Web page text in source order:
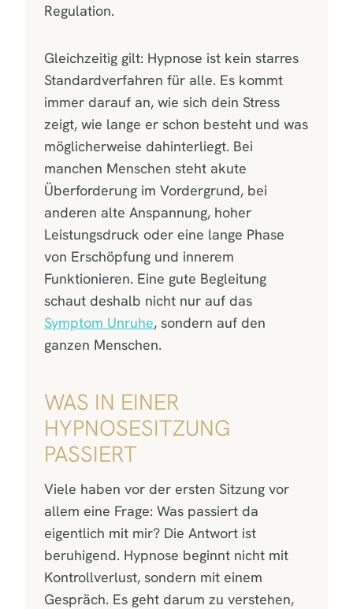
Regulation.
Gleichzeitig gilt: Hypnose ist kein starres
Standardverfahren für alle. Es kommt
immer darauf an, wie sich dein Stress
zeigt, wie lange er schon besteht und was
möglicherweise dahinterliegt. Bei
manchen Menschen steht akute
Überforderung im Vordergrund, bei
anderen alte Anspannung, hoher
Leistungsdruck oder eine lange Phase
von Erschöpfung und innerem
Funktionieren. Eine gute Begleitung
schaut deshalb nicht nur auf das
Symptom Unruhe, sondern auf den
ganzen Menschen.
WAS IN EINER
HYPNOSESITZUNG
PASSIERT
Viele haben vor der ersten Sitzung vor
allem eine Frage: Was passiert da
eigentlich mit mir? Die Antwort ist
beruhigend. Hypnose beginnt nicht mit
Kontrollverlust, sondern mit einem
Gespräch. Es geht darum zu verstehen,